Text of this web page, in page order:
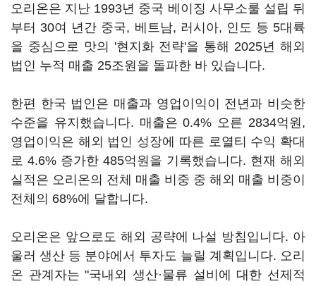
오리온은 지난 1993년 중국 베이징 사무소룰 설립 뒤
부터 30여 년간 중국, 베트남, 러시아, 인도 등 5대륙
을 중심으로 맛의 '현지화 전략'을 통해 2025년 해외
법인 누적 매출 25조원을 돌파한 바 있습니다.
한편 한국 법인은 매출과 영업이익이 전년과 비슷한
수준을 유지했습니다. 매출은 0.4% 오른 2834억원,
영업이익은 해외 법인 성장에 따른 로열티 수익 확대
로 4.6% 증가한 485억원을 기록했습니다. 현재 해외
실적은 오리온의 전체 매출 비중 중 해외 매출 비중이
전체의 68%에 달합니다.
오리온은 앞으로도 해외 공략에 나설 방침입니다. 아
울러 생산 등 분야에서 투자도 늘릴 계획입니다. 오리
온 관계자는 "국내외 생산·물류 설비에 대한 선제적